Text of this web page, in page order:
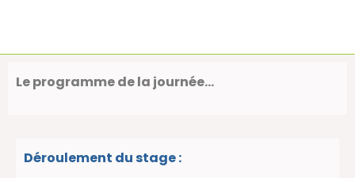
Le programme de la journée…
Déroulement du stage :